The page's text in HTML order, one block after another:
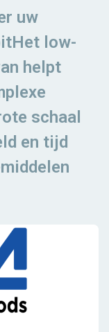
uw
low-
helpt
schaal
en tijd